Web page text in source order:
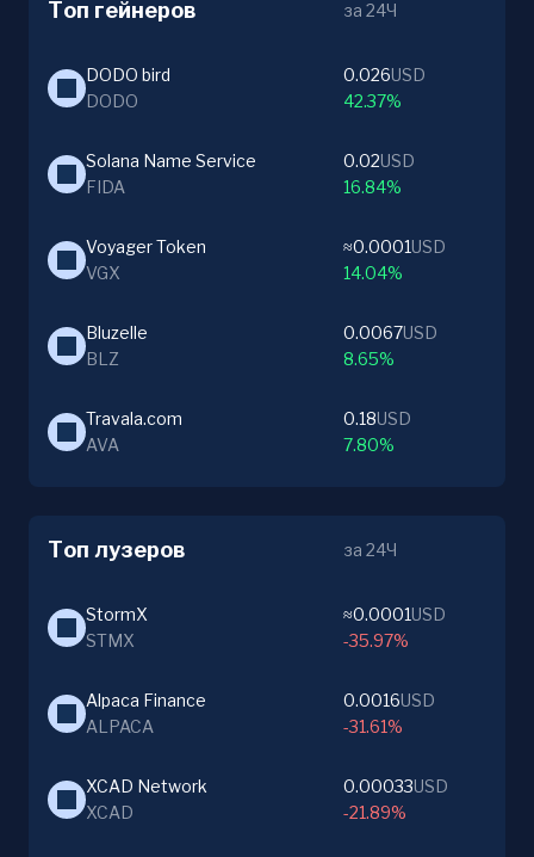
Топ гейнеров за 24Ч
DODO bird
DODO
0.026USD
42.37%
Solana Name Service
FIDA
0.02USD
16.84%
Voyager Token
VGX
≈0.0001USD
14.04%
Bluzelle
BLZ
0.0067USD
8.65%
Travala.com
AVA
0.18USD
7.80%
Топ лузеров за 24Ч
StormX
STMX
≈0.0001USD
-35.97%
Alpaca Finance
ALPACA
0.0016USD
-31.61%
XCAD Network
XCAD
0.00033USD
-21.89%